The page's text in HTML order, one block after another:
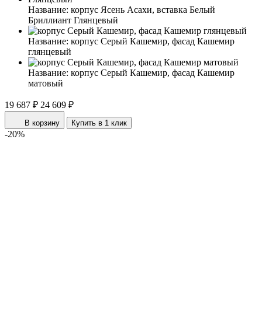
Название: корпус Ясень Асахи, вставка Белый
Бриллиант Глянцевый
Название: корпус Серый Кашемир, фасад Кашемир
глянцевый
Название: корпус Серый Кашемир, фасад Кашемир
матовый
19 687 ₽ 24 609 ₽
В корзину Купить в 1 клик
-20%